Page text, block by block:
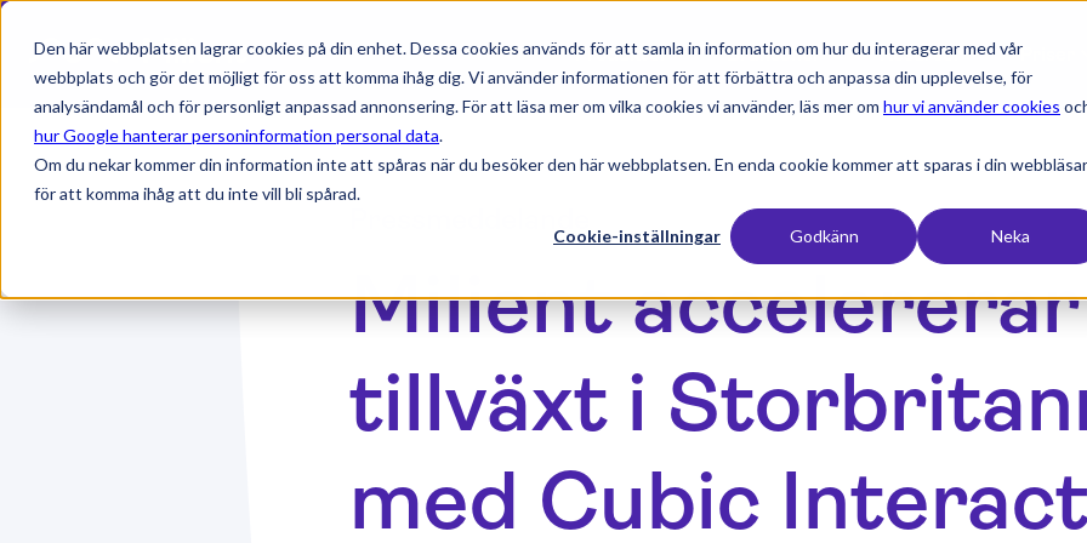
Den här webbplatsen lagrar cookies på din enhet. Dessa cookies används för att samla in information om hur du interagerar med vår
webbplats och gör det möjligt för oss att komma ihåg dig. Vi använder informationen för att förbättra och anpassa din upplevelse, för
analysändamål och för personligt anpassad annonsering. För att läsa mer om vilka cookies vi använder, läs mer om hur vi använder cookies
hur Google hanterar personinformation personal data.
Om du nekar kommer din information inte att spåras när du besöker den här webbplatsen. En enda cookie kommer att sparas i din
för att komma ihåg att du inte vill bli spårad.
Cookie-inställningar Godkänn Neka
Produkterexpand_more Branscher expand_more Resurserexpand_more Priser
Milient
tillväxt i
med Cubic